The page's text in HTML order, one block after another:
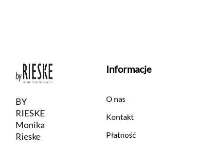
BY
RIESKE
Monika
Rieske
Informacje
O nas
Kontakt
Płatność